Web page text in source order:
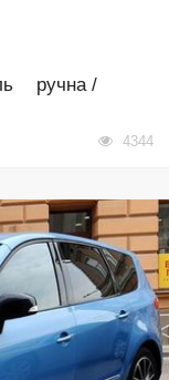
ручна /
4344